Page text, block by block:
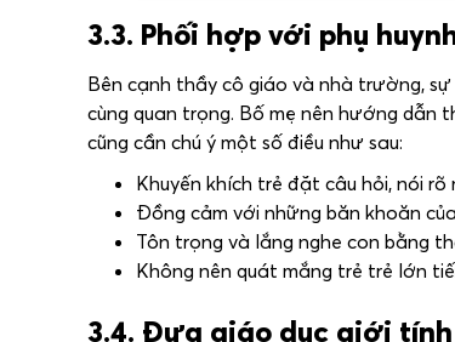
3.3. Phối hợp với phụ
Bên cạnh thầy cô giáo và nhà trường,
cùng quan trọng. Bố mẹ nên hướng dẫn
cũng cần chú ý một số điều như sau:
Khuyến khích trẻ đặt câu hỏi, nói rõ
Đồng cảm với những băn khoăn
Tôn trọng và lắng nghe con bằng
Không nên quát mắng trẻ trẻ lớn
3.4. Đưa giáo dục giới